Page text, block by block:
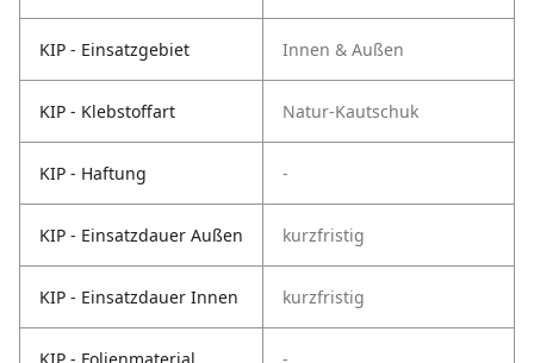
KIP - Einsatzgebiet Innen & Außen
KIP - Klebstoffart Natur-Kautschuk
KIP - Haftung -
KIP - Einsatzdauer Außen kurzfristig
KIP - Einsatzdauer Innen kurzfristig
KIP - Folienmaterial -